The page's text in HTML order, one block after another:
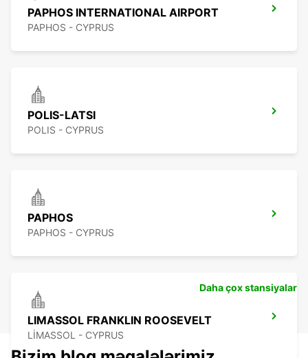
PAPHOS INTERNATIONAL AIRPORT
PAPHOS - CYPRUS
POLIS-LATSI
POLIS - CYPRUS
PAPHOS
PAPHOS - CYPRUS
LIMASSOL FRANKLIN ROOSEVELT
LIMASSOL - CYPRUS
Daha çox stansiyalar